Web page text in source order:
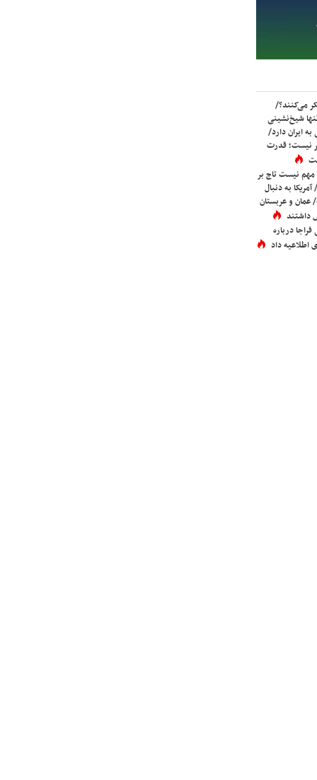
می‌کنند؟/
شیخ‌نشینی
ایران دارد/
نیست؛ قدرت
مهم نیست تاج بر
به دنبال
و عربستان
داشتند
درباره
اطلاعیه داد